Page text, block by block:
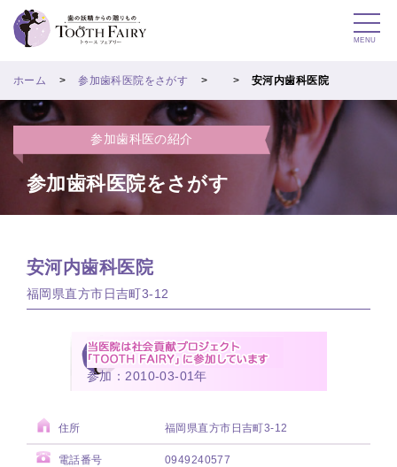
MENU
ホーム 参加歯科医院をさがす 安河内歯科医院
参加歯科医の紹介
参加歯科医院をさがす
安河内歯科医院
福岡県直方市日吉町3-12
参加：2010-03-01年
住所 福岡県直方市日吉町3-12
電話番号 0949240577